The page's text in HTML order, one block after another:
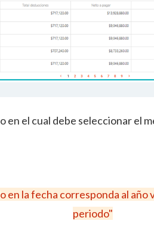
en el cual debe seleccionar el
en la fecha corresponda al
periodo"